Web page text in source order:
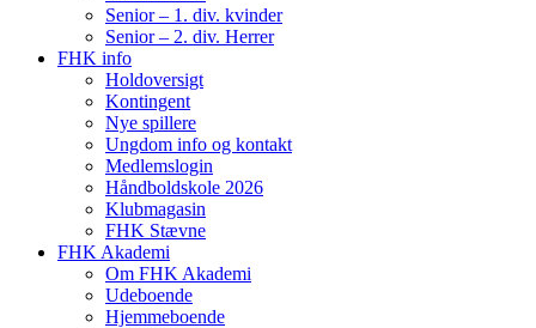
Senior – 1. div. kvinder
Senior – 2. div. Herrer
FHK info
Holdoversigt
Kontingent
Nye spillere
Ungdom info og kontakt
Medlemslogin
Håndboldskole 2026
Klubmagasin
FHK Stævne
FHK Akademi
Om FHK Akademi
Udeboende
Hjemmeboende